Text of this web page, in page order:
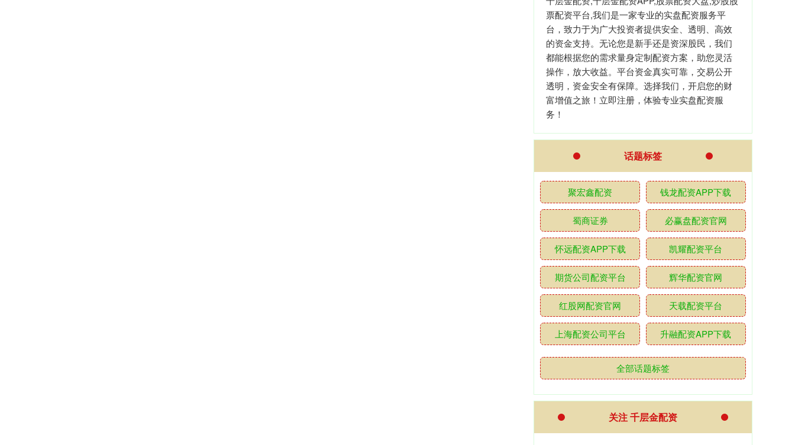
票配资平台,我们是一家专业的实盘配资服务平
台，致力于为广大投资者提供安全、透明、高效
的资金支持。无论您是新手还是资深股民，我们
都能根据您的需求量身定制配资方案，助您灵活
操作，放大收益。平台资金真实可靠，交易公开
透明，资金安全有保障。选择我们，开启您的财
富增值之旅！立即注册，体验专业实盘配资服
务！
话题标签
聚宏鑫配资 钱龙配资APP下载
蜀商证券 必赢盘配资官网
怀远配资APP下载 凯耀配资平台
期货公司配资平台 辉华配资官网
红股网配资官网 天载配资平台
上海配资公司平台 升融配资APP下载
全部话题标签
关注 千层金配资